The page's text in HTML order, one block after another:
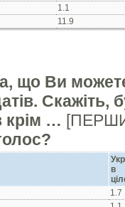
1.1
11.9
що Ви
Скажіть,
крім …
в
1.7